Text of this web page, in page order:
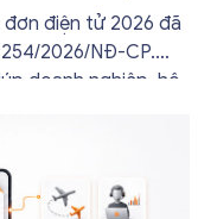
điện tử 2026 đã
2026/NĐ-CP.
doanh nghiệp, hộ
áp […]